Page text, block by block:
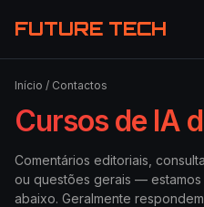
FUTURE TECH
Início / Contactos
Cursos de IA
Comentários editoriais,
ou questões gerais —
abaixo. Geralmente